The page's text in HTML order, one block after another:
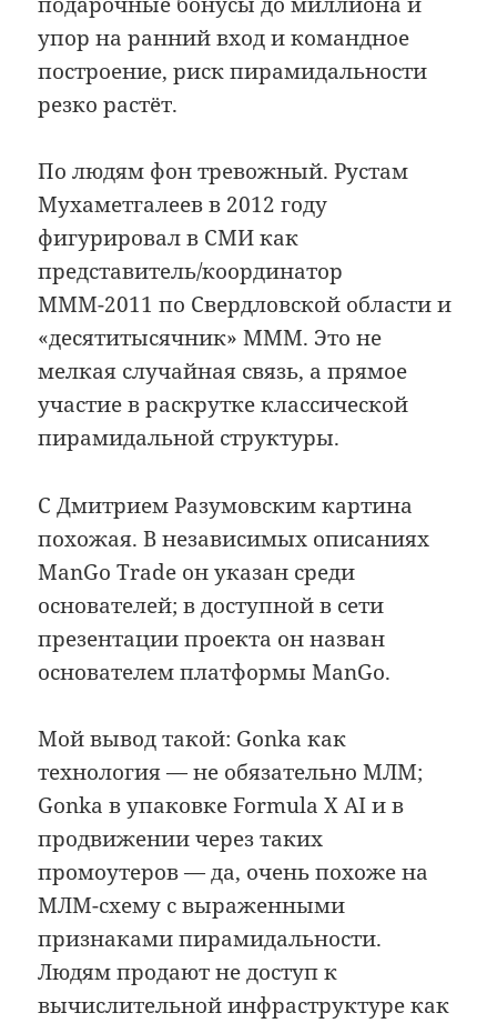
упор на ранний вход и командное
построение, риск пирамидальности
резко растёт.
По людям фон тревожный. Рустам
Мухаметгалеев в 2012 году
фигурировал в СМИ как
представитель/координатор
МММ-2011 по Свердловской области и
«десятитысячник» МММ. Это не
мелкая случайная связь, а прямое
участие в раскрутке классической
пирамидальной структуры.
С Дмитрием Разумовским картина
похожая. В независимых описаниях
ManGo Trade он указан среди
основателей; в доступной в сети
презентации проекта он назван
основателем платформы ManGo.
Мой вывод такой: Gonka как
технология — не обязательно МЛМ;
Gonka в упаковке Formula X AI и в
продвижении через таких
промоутеров — да, очень похоже на
МЛМ-схему с выраженными
признаками пирамидальности.
Людям продают не доступ к
вычислительной инфраструктуре как